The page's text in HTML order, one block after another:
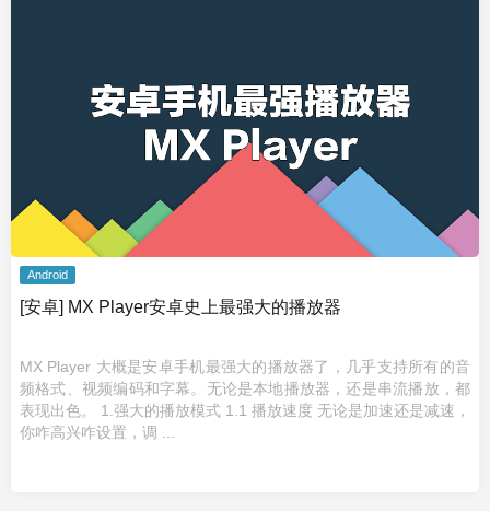
Android
[安卓] MX Player安卓史上最强大的播放器
MX Player 大概是安卓手机最强大的播放器了，几乎支持所有的音
频格式、视频编码和字幕。无论是本地播放器，还是串流播放，都
表现出色。 1.强大的播放模式 1.1 播放速度 无论是加速还是减速，
你咋高兴咋设置，调 ...